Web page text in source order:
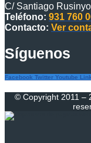
C/ Santiago
Teléfono: 931 760
Contacto: Ver
Síguenos
Facebook Twitter Youtube
© Copyright 2011 –